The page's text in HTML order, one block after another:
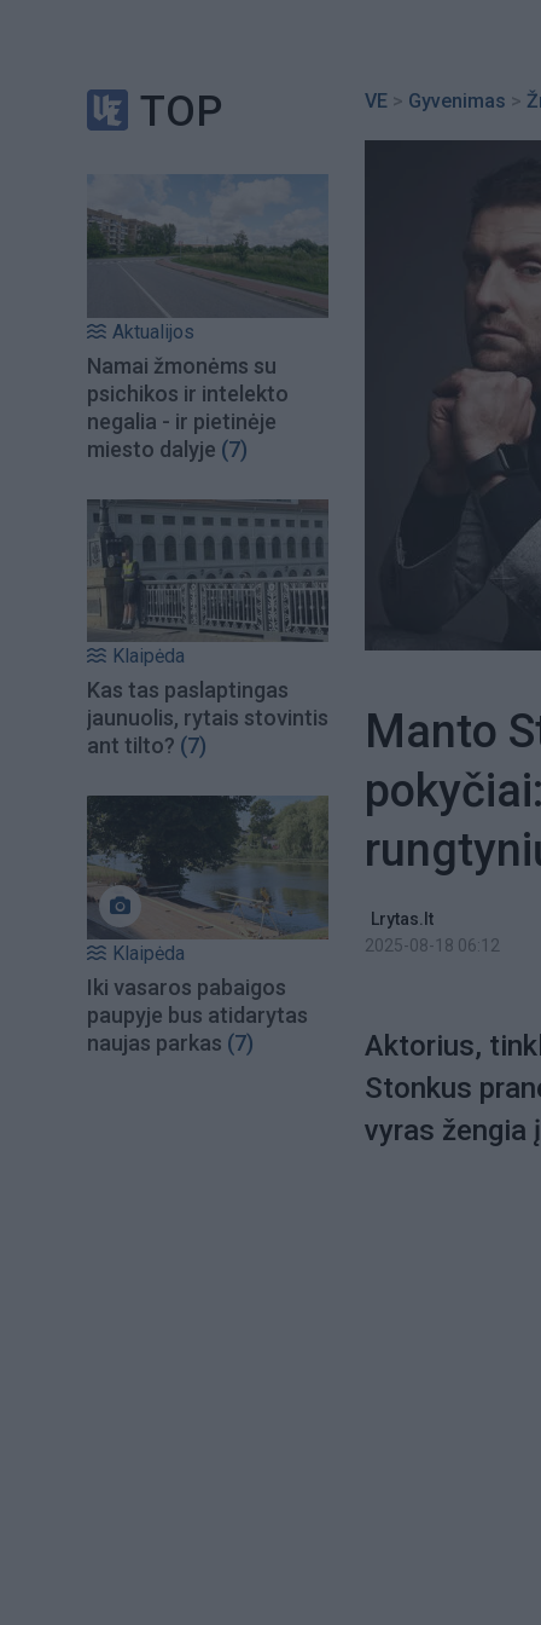
TOP
Aktualijos
Namai žmonėms su
psichikos ir intelekto
negalia - ir pietinėje
miesto dalyje (7)
Klaipėda
Kas tas paslaptingas
jaunuolis, rytais stovintis
ant tilto? (7)
Klaipėda
Iki vasaros pabaigos
paupyje bus atidarytas
naujas parkas (7)
VE > Gyvenimas >
Manto
Lrytas.lt
2025-08-18 06:12
Aktorius,
Stonkus
vyras žengia